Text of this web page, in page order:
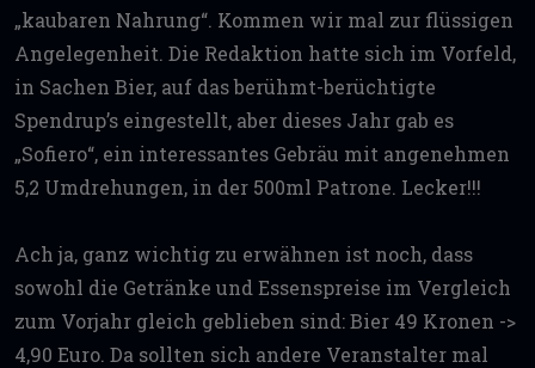
„kaubaren Nahrung“. Kommen wir mal zur flüssigen
Angelegenheit. Die Redaktion hatte sich im Vorfeld,
in Sachen Bier, auf das berühmt-berüchtigte
Spendrup’s eingestellt, aber dieses Jahr gab es
„Sofiero“, ein interessantes Gebräu mit angenehmen
5,2 Umdrehungen, in der 500ml Patrone. Lecker!!!
Ach ja, ganz wichtig zu erwähnen ist noch, dass
sowohl die Getränke und Essenspreise im Vergleich
zum Vorjahr gleich geblieben sind: Bier 49 Kronen ->
4,90 Euro. Da sollten sich andere Veranstalter mal